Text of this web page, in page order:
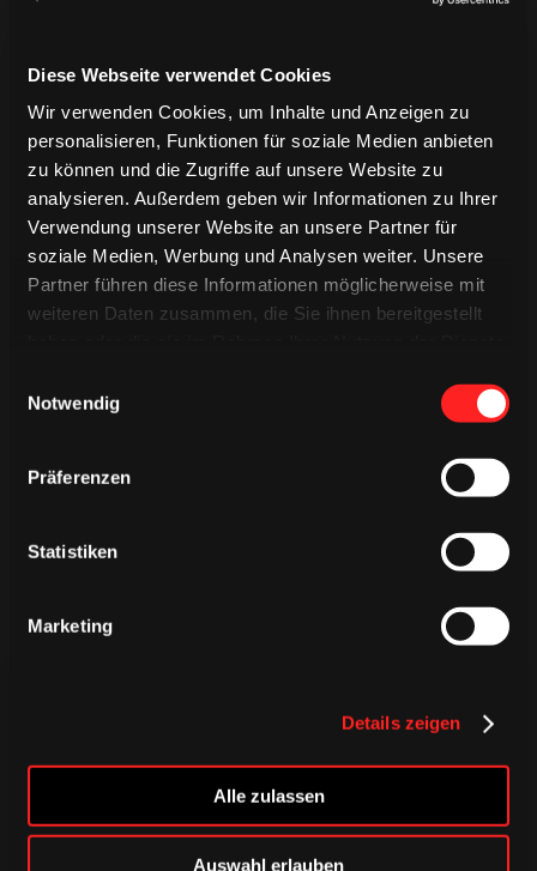
Diese Webseite verwendet Cookies
Wir verwenden Cookies, um Inhalte und Anzeigen zu
personalisieren, Funktionen für soziale Medien anbieten
zu können und die Zugriffe auf unsere Website zu
analysieren. Außerdem geben wir Informationen zu Ihrer
Verwendung unserer Website an unsere Partner für
soziale Medien, Werbung und Analysen weiter. Unsere
Partner führen diese Informationen möglicherweise mit
weiteren Daten zusammen, die Sie ihnen bereitgestellt
Notwendig
Präferenzen
Statistiken
Marketing
Details zeigen
Alle zulassen
Auswahl erlauben
Ausblick:
Der KEC empfängt morgen im „back-to-back“ Heimspiel um
19:30 Uhr den ERC Ingolstadt. Die Partie wird live auf
MagentaSport übertragen.
Im Bild: Die Haie verteidigen mit Jan Luca Sennhenn (l.) und
TRIKOTS
TRIKOTS
TRIKOTS